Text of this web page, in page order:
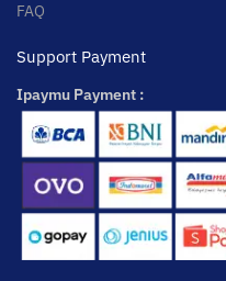
FAQ
Support Payment
Ipaymu Payment :